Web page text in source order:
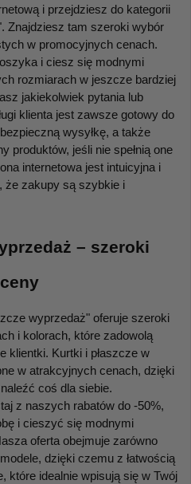
i przejdziesz do kategorii
Znajdziesz tam szeroki wybór
w promocyjnych cenach.
i ciesz się modnymi
rozmiarach w jeszcze bardziej
jakiekolwiek pytania lub
klienta jest zawsze gotowy do
wysyłkę, a także
produktów, jeśli nie spełnią one
internetowa jest intuicyjna i
że zakupy są szybkie i
– szeroki
wyprzedaż" oferuje szeroki
i kolorach, które zadowolą
klientki. Kurtki i płaszcze w
w atrakcyjnych cenach, dzięki
coś dla siebie.
z naszych rabatów do -50%,
i cieszyć się modnymi
oferta obejmuje zarówno
dzięki czemu z łatwością
które idealnie wpisują się w Twój